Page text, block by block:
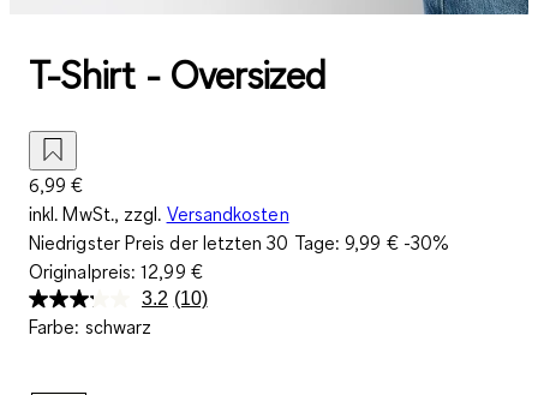
T-Shirt - Oversized
6,99 €
inkl. MwSt., zzgl. Versandkosten
Niedrigster Preis der letzten 30 Tage:9,99 €-30%
Originalpreis:12,99 €
3.2 10
(10)
Farbe: schwarz